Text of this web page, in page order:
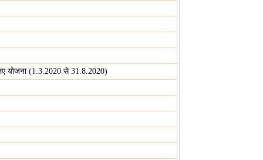
योजना (1.3.2020 से 31.8.2020)